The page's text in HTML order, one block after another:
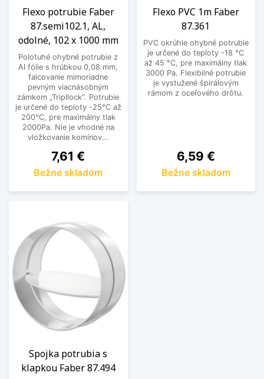
Flexo potrubie Faber
87.semi102.1, AL,
odolné, 102 x 1000 mm
Polotuhé ohybné potrubie z
Al fólie s hrúbkou 0,08 mm,
falcovanie mimoriadne
pevným viacnásobným
zámkom „Tripllock“. Potrubie
je určené do teploty -25°C až
200°C, pre maximálny tlak
2000Pa. Nie je vhodné na
vložkovanie komínov...
Cena
7,61 €
Bežne skladom
Flexo PVC 1m Faber
87.361
PVC okrúhle ohybné potrubie
je určené do teploty -18 °C
až 45 °C, pre maximálny tlak
3000 Pa. Flexibilné potrubie
je vystužené špirálovým
rámom z oceľového drôtu.
Cena
6,59 €
Bežne skladom
Spojka potrubia s
klapkou Faber 87.494